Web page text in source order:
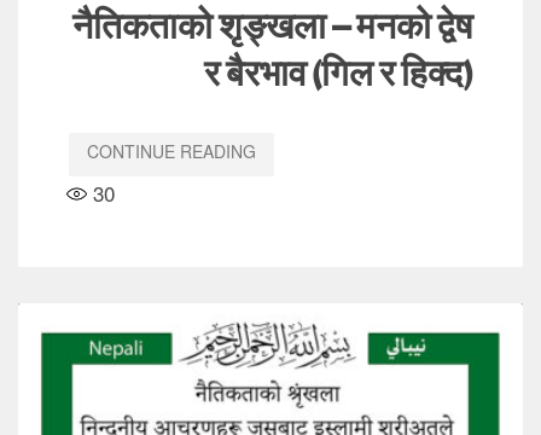
नैतिकताको शृङ्खला – मनको द्वेष
र बैरभाव (गिल र हिक्द)
CONTINUE READING
30